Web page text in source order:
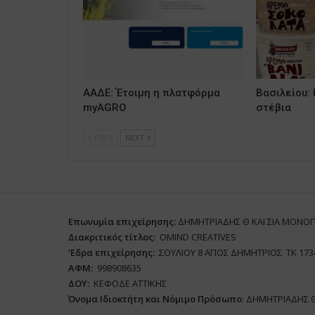
ΑΑΔΕ: Έτοιμη η πλατφόρμα
myAGRO
Βασιλείου:
στέβια
NEXT
Επωνυμία επιχείρησης: ΔΗΜΗΤΡΙΑΔΗΣ Θ ΚΑΙ ΣΙΑ
Διακριτικός τίτλος: ΟΜΙΝD CREATIVES
‘Eδρα επιχείρησης: ΣΟΥΛΙΟΥ 8 ΑΓΙΟΣ ΔΗΜΗΤΡΙΟΣ ΤΚ
ΑΦΜ: 998908635
ΔΟΥ: ΚΕΦΟΔΕ ΑΤΤΙΚΗΣ
Όνομα Ιδιοκτήτη και Νόμιμο Πρόσωπο: ΔΗΜΗΤΡΙΑΔΗΣ